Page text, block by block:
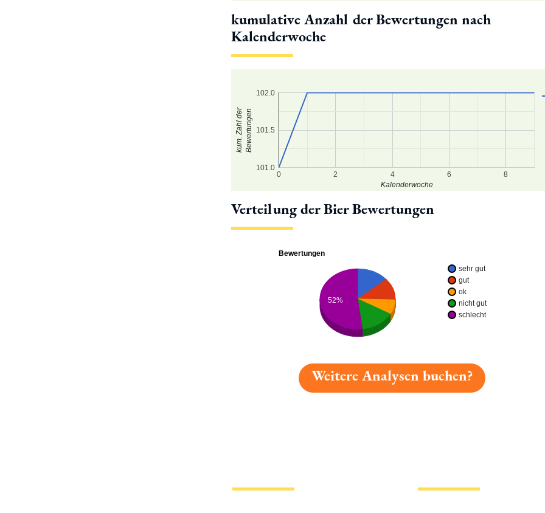
kumulative Anzahl der Bewertungen nach
Kalenderwoche
0 2 4 6 8
101.0
101.5
102.0
Kalenderwoche
kum. Zahl derBewertungen
Verteilung der Bier Bewertungen
Bewertungen
sehr gut
gut
ok
nicht gut
schlecht
52%
Weitere Analysen buchen?